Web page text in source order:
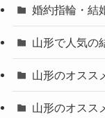
婚約指輪・結
山形で人気の
山形のオスス
山形のオスス